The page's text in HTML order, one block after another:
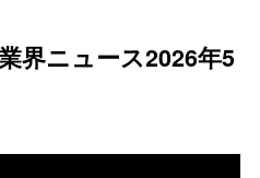
界ニュース2026年5